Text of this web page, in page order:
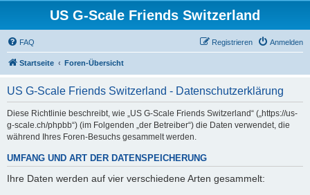
US G-Scale Friends Switzerland
FAQ Anmelden
Registrieren
Startseite Foren-Übersicht
US G-Scale Friends Switzerland - Datenschutzerklärung
Diese Richtlinie beschreibt, wie „US G-Scale Friends Switzerland“ („https://us-
g-scale.ch/phpbb“) (im Folgenden „der Betreiber“) die Daten verwendet, die
während Ihres Foren-Besuchs gesammelt werden.
UMFANG UND ART DER DATENSPEICHERUNG
Ihre Daten werden auf vier verschiedene Arten gesammelt: